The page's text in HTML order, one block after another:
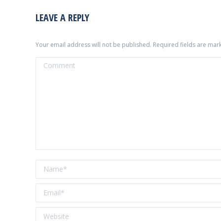
LEAVE A REPLY
Your email address will not be published. Required fields are
Comment
Name *
Email *
Website